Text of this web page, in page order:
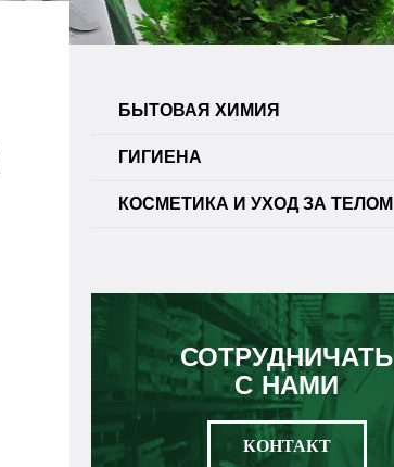
БЫТОВАЯ ХИМИЯ
ГИГИЕНА
КОСМЕТИКА И УХОД ЗА ТЕЛОМ
СОТРУДНИЧАТЬ
С НАМИ
КОНТАКТ